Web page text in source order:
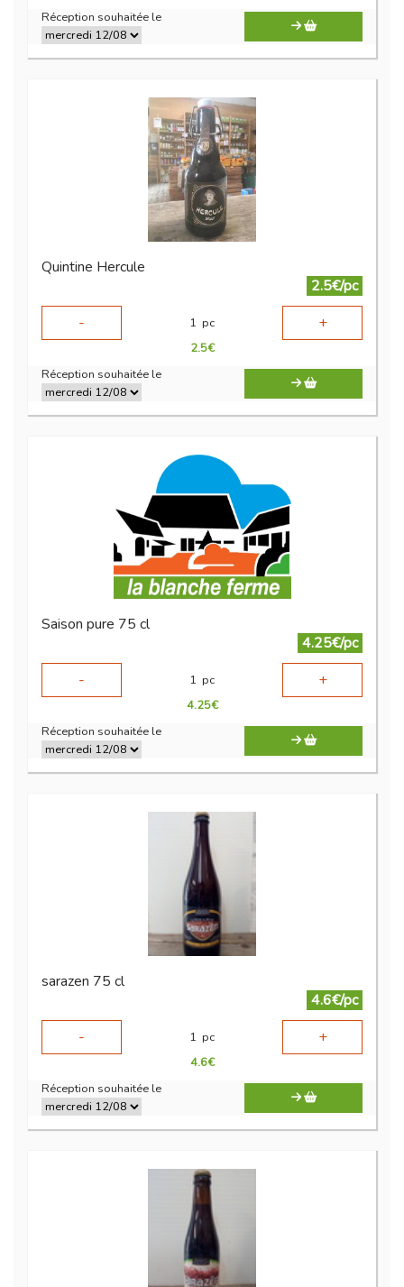
Réception souhaitée le
Quintine Hercule
2.5€/pc
-
1 pc +
2.5€
Réception souhaitée le
Saison pure 75 cl
4.25€/pc
-
1 pc +
4.25€
Réception souhaitée le
sarazen 75 cl
4.6€/pc
-
1 pc +
4.6€
Réception souhaitée le